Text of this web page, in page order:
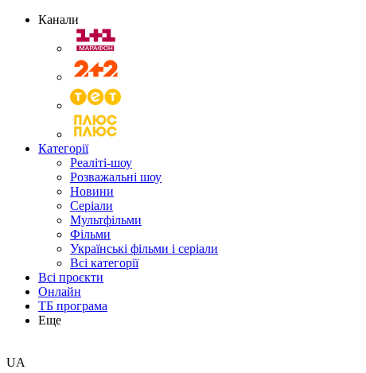
Канали
Категорії
Реаліті-шоу
Розважальні шоу
Новини
Серіали
Мультфільми
Фільми
Українські фільми і серіали
Всі категорії
Всі проєкти
Онлайн
ТБ програма
Еще
UA